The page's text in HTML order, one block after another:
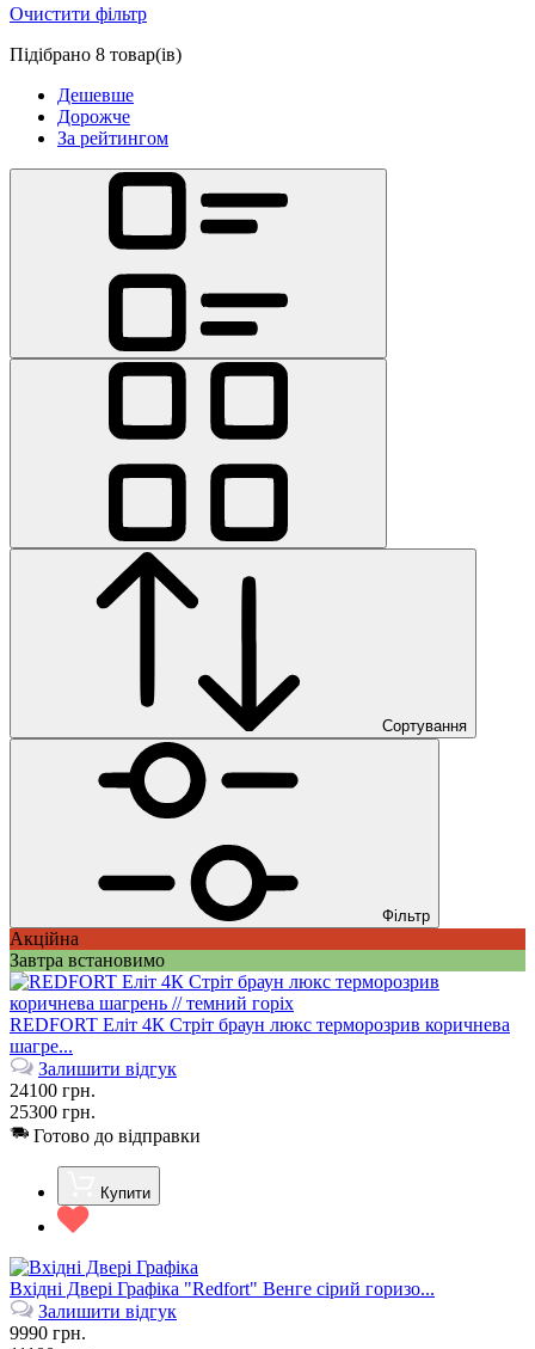
Очистити фільтр
Підібрано 8 товар(ів)
Дешевше
Дорожче
За рейтингом
Сортування
Фільтр
Акційна
Завтра встановимо
REDFORT Еліт 4К Стріт браун люкс терморозрив коричнева
шагре...
Залишити відгук
24100 грн.
25300 грн.
Готово до відправки
Купити
Вхідні Двері Графіка "Redfort" Венге сірий горизо...
Залишити відгук
9990 грн.